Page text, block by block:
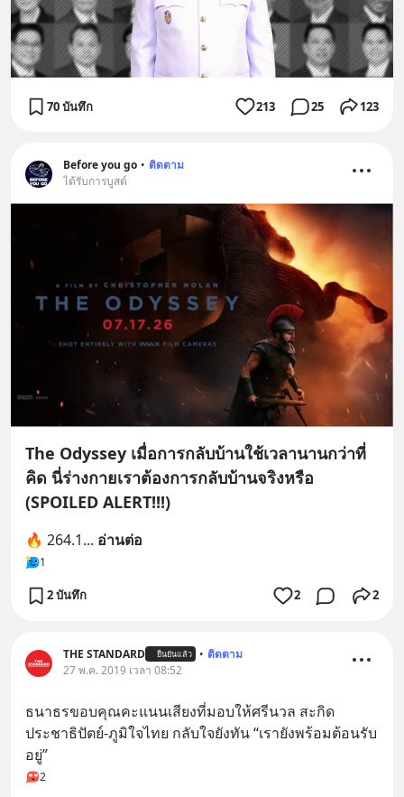
70 บันทึก 213 25 123
Before you go • ติดตาม
ได้รับการบูสต์
The Odyssey เมื่อการกลับบ้านใช้เวลานานกว่าที่
คิด นี่ร่างกายเราต้องการกลับบ้านจริงหรือ
(SPOILED ALERT!!!)
🔥 264.1... อ่านต่อ
1
2 บันทึก 2 2
THE STANDARD ยืนยันแล้ว • ติดตาม
27 พ.ค. 2019 เวลา 08:52
ธนาธรขอบคุณคะแนนเสียงที่มอบให้ศรีนวล สะกิด
ประชาธิปัตย์-ภูมิใจไทย กลับใจยังทัน “เรายังพร้อมต้อนรับ
อยู่”
2